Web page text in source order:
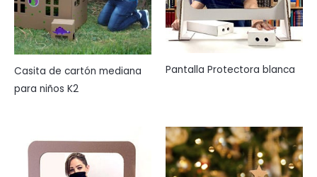
Casita de cartón mediana
para niños K2
Pantalla Protectora blanca